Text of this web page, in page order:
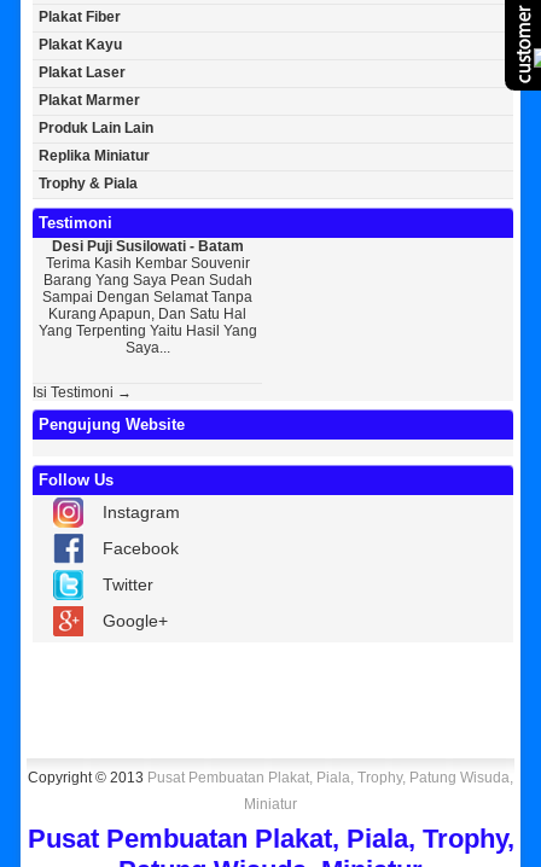
Plakat Fiber
Plakat Kayu
Plakat Laser
Plakat Marmer
Produk Lain Lain
Replika Miniatur
Trophy & Piala
Testimoni
Desi Puji Susilowati - Batam
Terima Kasih Kembar Souvenir
Barang Yang Saya Pean Sudah
Sampai Dengan Selamat Tanpa
Kurang Apapun, Dan Satu Hal
Yang Terpenting Yaitu Hasil Yang
Saya...
Isi Testimoni →
Pengujung Website
Follow Us
Instagram
Facebook
Twitter
Google+
Copyright © 2013 Pusat Pembuatan Plakat, Piala, Trophy, Patung Wisuda,
Miniatur
Pusat Pembuatan Plakat, Piala, Trophy,